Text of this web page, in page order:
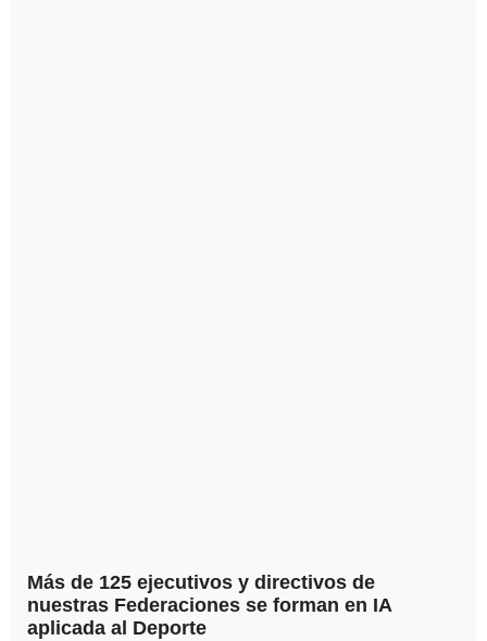
Más de 125 ejecutivos y directivos de
nuestras Federaciones se forman en IA
aplicada al Deporte